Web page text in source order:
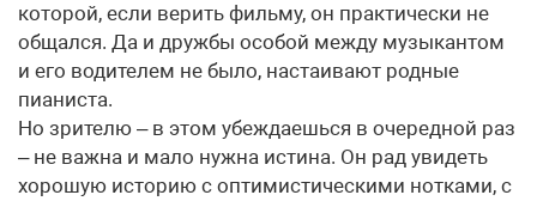
которой, если верить фильму, он практически не
общался. Да и дружбы особой между музыкантом
и его водителем не было, настаивают родные
пианиста.
Но зрителю – в этом убеждаешься в очередной раз
– не важна и мало нужна истина. Он рад увидеть
хорошую историю с оптимистическими нотками, с